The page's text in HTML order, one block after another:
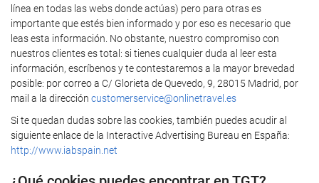
línea en todas las webs donde actúas) pero para otras es
importante que estés bien informado y por eso es necesario que
leas esta información. No obstante, nuestro compromiso con
nuestros clientes es total: si tienes cualquier duda al leer esta
información, escríbenos y te contestaremos a la mayor brevedad
posible: por correo a C/ Glorieta de Quevedo, 9, 28015 Madrid, por
mail a la dirección customerservice@onlinetravel.es
Si te quedan dudas sobre las cookies, también puedes acudir al
siguiente enlace de la Interactive Advertising Bureau en España:
http://www.iabspain.net